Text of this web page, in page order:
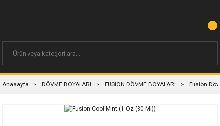
Anasayfa DÖVME BOYALARI FUSION DÖVME BOYALARI Fusion